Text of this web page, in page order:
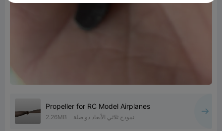
Propeller for RC Model Airplanes
2.26MB نموذج ثلاثي الأبعاد ذو صلة